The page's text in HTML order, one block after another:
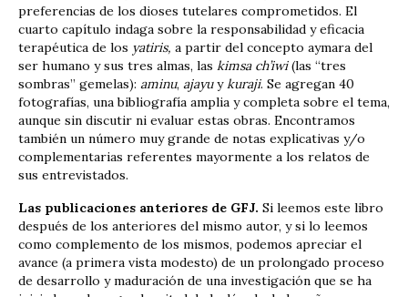
preferencias de los dioses tutelares comprometidos. El
cuarto capítulo indaga sobre la responsabilidad y eficacia
terapéutica de los yatiris, a partir del concepto aymara del
ser humano y sus tres almas, las kimsa ch’iwi(las “tres
sombras” gemelas): aminu, ajayuykuraji. Se agregan 40
fotografías, una bibliografía amplia y completa sobre el tema,
aunque sin discutir ni evaluar estas obras. Encontramos
también un número muy grande de notas explicativas y/o
complementarias referentes mayormente a los relatos de
sus entrevistados.
Las publicaciones anteriores de GFJ. Si leemos este libro
después de los anteriores del mismo autor, y si lo leemos
como complemento de los mismos, podemos apreciar el
avance (a primera vista modesto) de un prolongado proceso
de desarrollo y maduración de una investigación que se ha